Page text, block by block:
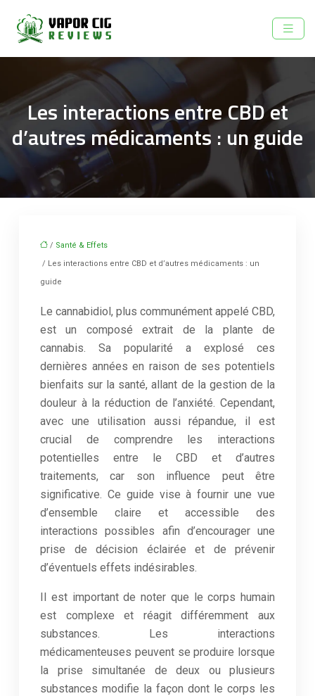
Les interactions entre CBD et
d’autres médicaments : un guide
/ Santé & Effets
/ Les interactions entre CBD et d’autres médicaments : un
guide
Le cannabidiol, plus communément appelé CBD,
est un composé extrait de la plante de
cannabis. Sa popularité a explosé ces
dernières années en raison de ses potentiels
bienfaits sur la santé, allant de la gestion de la
douleur à la réduction de l’anxiété. Cependant,
avec une utilisation aussi répandue, il est
crucial de comprendre les interactions
potentielles entre le CBD et d’autres
traitements, car son influence peut être
significative. Ce guide vise à fournir une vue
d’ensemble claire et accessible des
interactions possibles afin d’encourager une
prise de décision éclairée et de prévenir
d’éventuels effets indésirables.
Il est important de noter que le corps humain
est complexe et réagit différemment aux
substances. Les interactions
médicamenteuses peuvent se produire lorsque
la prise simultanée de deux ou plusieurs
substances modifie la façon dont le corps les